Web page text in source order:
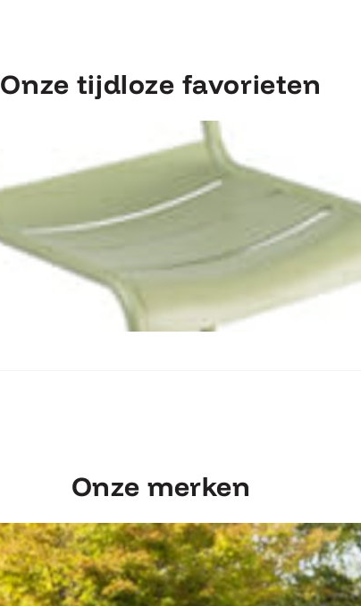
Onze tijdloze favorieten
Onze merken